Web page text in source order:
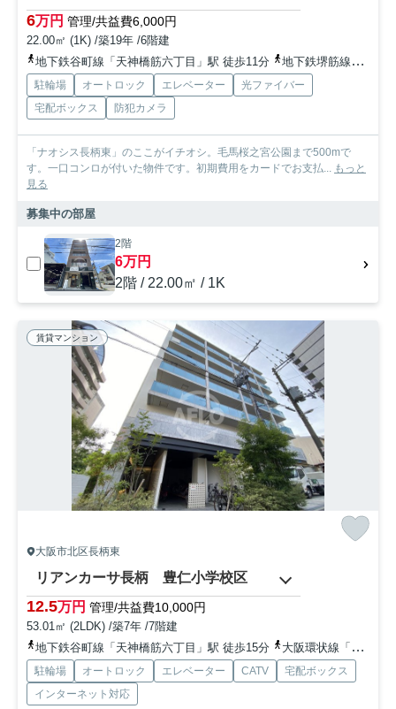
6万円 管理/共益費6,000円
22.00㎡ (1K) /築19年 /6階建
地下鉄谷町線「天神橋筋六丁目」駅 徒歩11分
地下鉄堺筋線「扇町」駅 徒歩19分
駐輪場 オートロック エレベーター
光ファイバー
宅配ボックス
防犯カメラ
「ナオシス長柄東」のここがイチオシ。毛馬桜之宮公園まで500mで
す。一口コンロが付いた物件です。初期費用をカードでお支払...
もっと
見る
募集中の部屋
2階
6万円
2階 / 22.00㎡ / 1K
賃貸マンション
大阪市北区長柄東
リアンカーサ長柄 豊仁小学校区
12.5万円 管理/共益費10,000円
53.01㎡ (2LDK) /築7年 /7階建
地下鉄谷町線「天神橋筋六丁目」駅 徒歩15分
大阪環状線「天満」駅 徒歩20分
駐輪場 オートロック エレベーター CATV
宅配ボックス
インターネット対応